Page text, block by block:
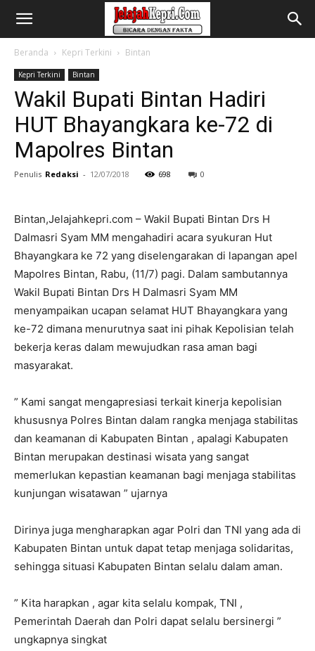
Beranda Kepri Terkini Bintan
Kepri Terkini Bintan
Wakil Bupati Bintan Hadiri
HUT Bhayangkara ke-72 di
Mapolres Bintan
Penulis Redaksi - 12/07/2018 698 0
Bintan,Jelajahkepri.com – Wakil Bupati Bintan Drs H
Dalmasri Syam MM mengahadiri acara syukuran Hut
Bhayangkara ke 72 yang diselengarakan di lapangan apel
Mapolres Bintan, Rabu, (11/7) pagi. Dalam sambutannya
Wakil Bupati Bintan Drs H Dalmasri Syam MM
menyampaikan ucapan selamat HUT Bhayangkara yang
ke-72 dimana menurutnya saat ini pihak Kepolisian telah
bekerja keras dalam mewujudkan rasa aman bagi
masyarakat.
” Kami sangat mengapresiasi terkait kinerja kepolisian
khususnya Polres Bintan dalam rangka menjaga stabilitas
dan keamanan di Kabupaten Bintan , apalagi Kabupaten
Bintan merupakan destinasi wisata yang sangat
memerlukan kepastian keamanan bagi menjaga stabilitas
kunjungan wisatawan ” ujarnya
Dirinya juga mengharapkan agar Polri dan TNI yang ada di
Kabupaten Bintan untuk dapat tetap menjaga solidaritas,
sehingga situasi Kabupaten Bintan selalu dalam aman.
” Kita harapkan , agar kita selalu kompak, TNI ,
Pemerintah Daerah dan Polri dapat selalu bersinergi ”
ungkapnya singkat